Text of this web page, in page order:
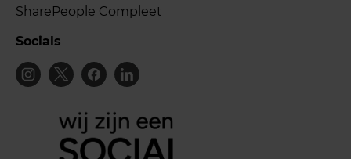
SharePeople Compleet
Socials